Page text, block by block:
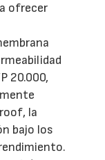
ofrecer
20.000,
la
bajo los